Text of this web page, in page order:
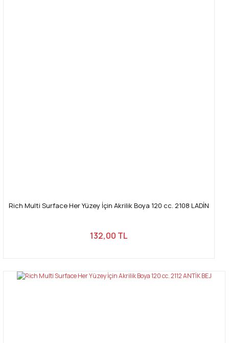
Rich Multi Surface Her Yüzey İçin Akrilik Boya 120 cc. 2108 LADİN
132,00 TL